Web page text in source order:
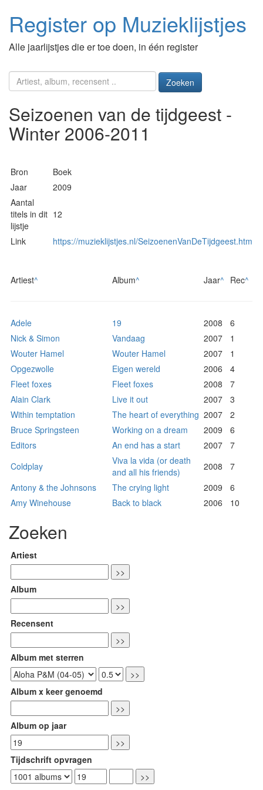
Register op Muzieklijstjes
Alle jaarlijstjes die er toe doen, in één register
Zoeken
Seizoenen van de tijdgeest -
Winter 2006-2011
Bron
Boek
Jaar
2009
Aantal
titels in dit
lijstje
12
Link https://muzieklijstjes.nl/SeizoenenVanDeTijdgeest.htm
Artiest^ Album^ Jaar^ Rec^
Adele 19 2008
6
Nick & Simon
Vandaag 2007
1
Wouter Hamel
Wouter Hamel 2007
1
Opgezwolle
Eigen wereld 2006
4
Fleet foxes
Fleet foxes 2008
7
Alain Clark
Live it out 2007
3
Within temptation
The heart of everything 2007
2
Bruce Springsteen
Working on a dream 2009
6
Editors
An end has a start 2007
7
Coldplay
Viva la vida (or death
and all his friends)
2008
7
Antony & the Johnsons
The crying light 2009
6
Amy Winehouse
Back to black 2006 10
Zoeken
Artiest
Album
Recensent
Album met sterren
Album x keer genoemd
Album op jaar
Tijdschrift opvragen